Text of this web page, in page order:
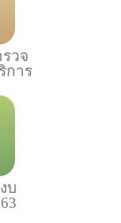
วจ
การ
บ